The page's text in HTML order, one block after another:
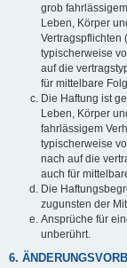
grob
Leben, Körper
Vertragspflichten
typischerweise
auf die
für mittelbare
Die Haftung ist
Leben, Körper
fahrlässigem
typischerweise
nach auf die
auch für
Die
zugunsten der
Ansprüche für
unberührt.
6.